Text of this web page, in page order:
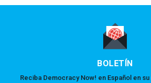
BOLETÍN
Reciba Democracy Now! en Español en